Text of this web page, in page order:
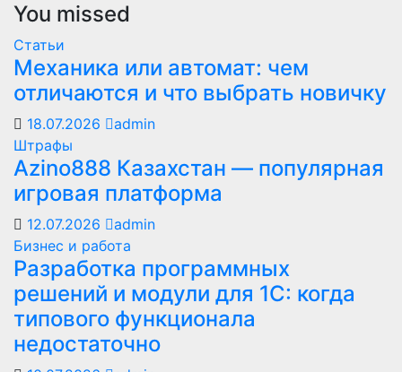
You missed
Статьи
Механика или автомат: чем
отличаются и что выбрать новичку
18.07.2026
admin
Штрафы
Azino888 Казахстан — популярная
игровая платформа
12.07.2026
admin
Бизнес и работа
Разработка программных
решений и модули для 1С: когда
типового функционала
недостаточно